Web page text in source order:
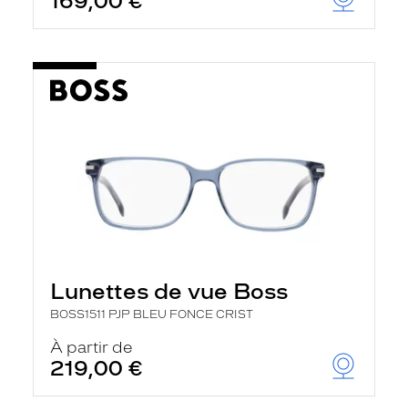
Lunettes de vue Boss
BOSS1511 PJP BLEU FONCE CRIST
À partir de
219,00 €